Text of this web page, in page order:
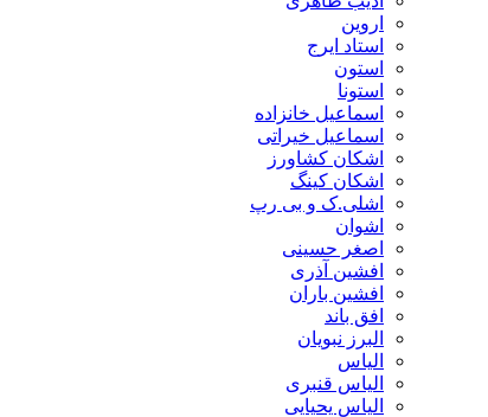
اروین
استاد ایرج
استون
استونا
اسماعیل خانزاده
اسماعیل خیراتی
اشکان کشاورز
اشکان کینگ
اشلی.ک و بی رپ
اشوان
اصغر حسینی
افشین آذری
افشین باران
افق باند
البرز نبویان
الیاس
الیاس قنبرى
الیاس یحیایی